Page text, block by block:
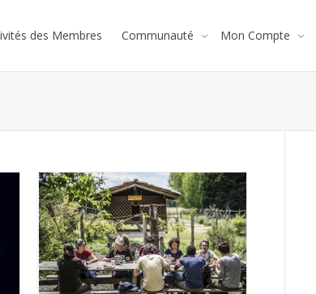
des Membres Communauté Mon Compte